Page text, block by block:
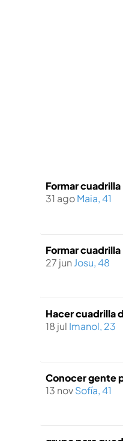
Formar cuadrilla
31 agoMaia, 41
Formar
27 jun Josu, 48
Hacer cuadrilla
18 jul Imanol, 23
Conocer gente
13 novSofí­a, 41